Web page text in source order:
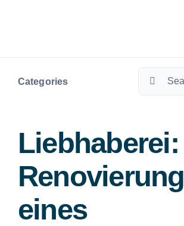
Categories
Search
Liebhaberei:
Renovierung
eines